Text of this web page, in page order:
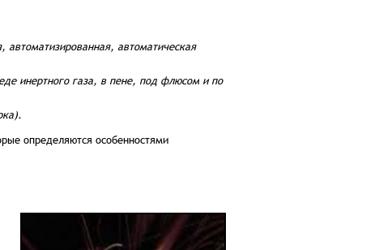
автоматизированная, автоматическая
инертного газа, в пене, под флюсом и по
определяются особенностями